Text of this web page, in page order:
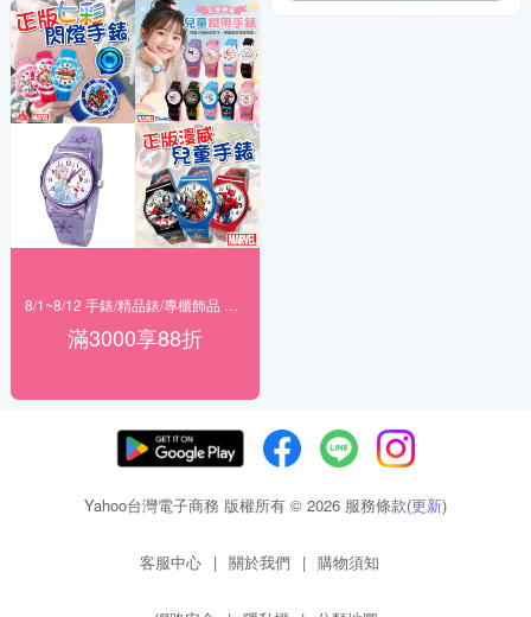
滿3000享88折
Yahoo台灣電子商務 版權所有 © 2026 服務條款(更新)
客服中心 | 關於我們 | 購物須知